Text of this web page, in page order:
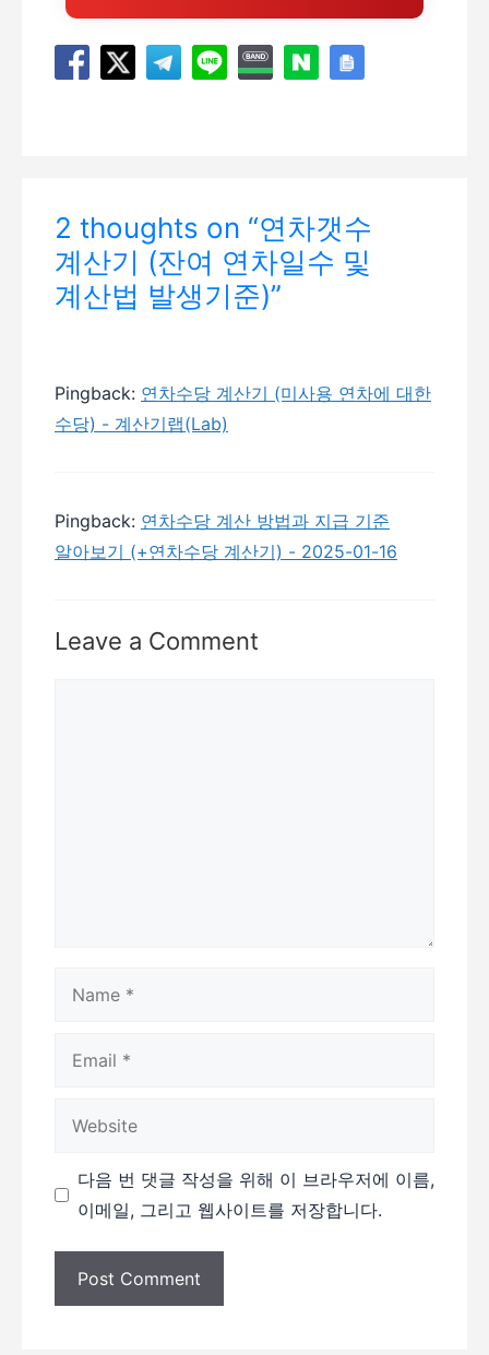
2 thoughts on “연차갯수
계산기 (잔여 연차일수 및
계산법 발생기준)”
Pingback: 연차수당 계산기 (미사용 연차에 대한
수당) - 계산기랩(Lab)
Pingback: 연차수당 계산 방법과 지급 기준
알아보기 (+연차수당 계산기) - 2025-01-16
Leave a Comment
다음 번 댓글 작성을 위해 이 브라우저에 이름,
이메일, 그리고 웹사이트를 저장합니다.